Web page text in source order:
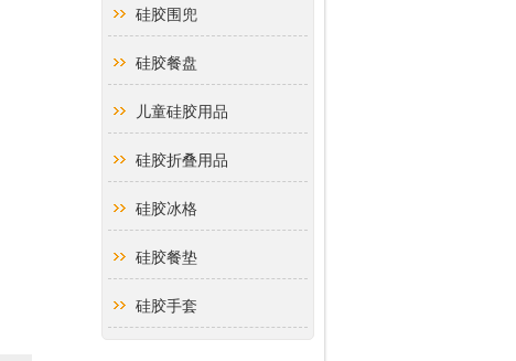
硅胶围兜
硅胶餐盘
儿童硅胶用品
硅胶折叠用品
硅胶冰格
硅胶餐垫
硅胶手套